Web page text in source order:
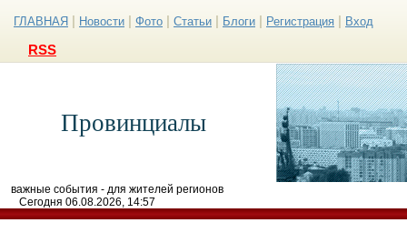
ГЛАВНАЯ Новости Фото Статьи Блоги Регистрация Вход
RSS
Провинциалы
важные события - для жителей регионов
Сегодня 06.08.2026, 14:57